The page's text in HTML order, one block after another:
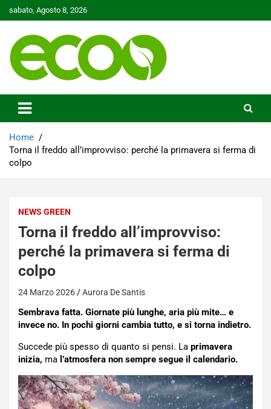
to
sabato, Agosto 8, 2026
Ecoo.it
Home
Torna il freddo all’improvviso: perché la primavera si ferma di
colpo
NEWS GREEN
Torna il freddo all’improvviso:
perché la primavera si ferma di
colpo
24 Marzo 2026 Aurora De Santis
Sembrava fatta. Giornate più lunghe, aria più mite… e
invece no. In pochi giorni cambia tutto, e si torna indietro.
Succede più spesso di quanto si pensi. La primavera
inizia, ma l’atmosfera non sempre segue il calendario.